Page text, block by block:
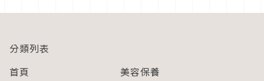
分類列表
首頁
美容保養